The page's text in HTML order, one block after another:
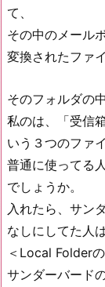
て、
その中のメール
変換されたファ
そのフォルダの
私のは、「受信
いう３つのファ
普通に使ってる
でしょうか。
入れたら、サン
なしにしてた人
＜Local Folder
サンダーバード